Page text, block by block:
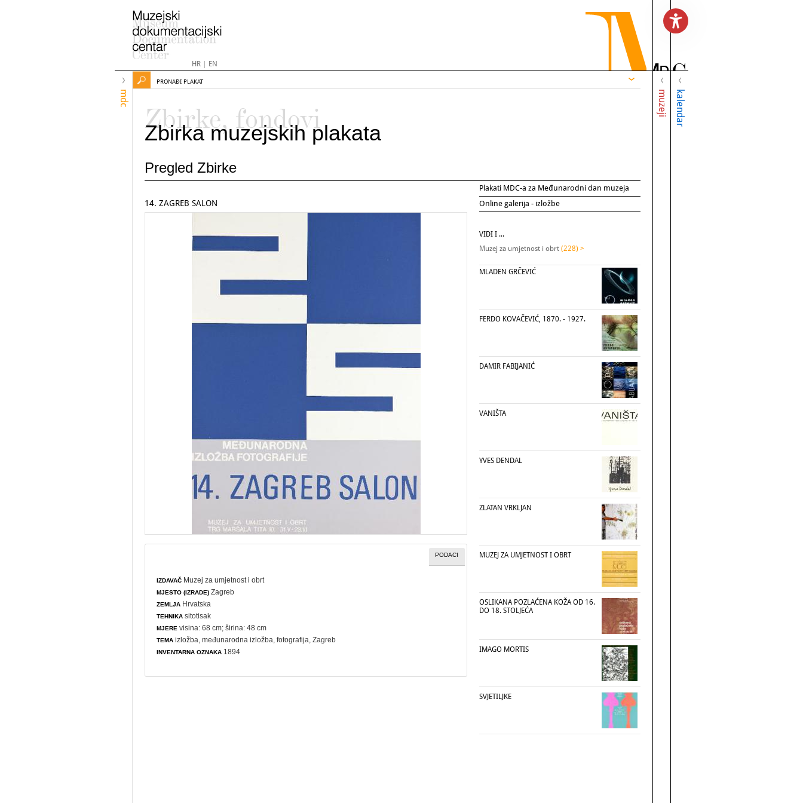
HR| EN
mdc muzeji kalendar
PRONAĐI PLAKAT
Zbirke, fondovi
Zbirka muzejskih plakata
Pregled Zbirke
Plakati MDC-a za Međunarodni dan muzeja
Online galerija - izložbe
14. ZAGREB SALON
PODACI
IZDAVAČ Muzej za umjetnost i obrt
MJESTO (IZRADE) Zagreb
ZEMLJA Hrvatska
TEHNIKA sitotisak
MJERE visina: 68 cm; širina: 48 cm
TEMA izložba ,međunarodna izložba ,fotografija , Zagreb
INVENTARNA OZNAKA 1894
VIDI I ...
Muzej za umjetnost i obrt (228) >
MLADEN GRČEVIĆ
FERDO KOVAČEVIĆ, 1870. - 1927.
DAMIR FABIJANIĆ
VANIŠTA
YVES DENDAL
ZLATAN VRKLJAN
MUZEJ ZA UMJETNOST I OBRT
OSLIKANA POZLAĆENA KOŽA OD 16.
DO 18. STOLJEĆA
IMAGO MORTIS
SVJETILJKE